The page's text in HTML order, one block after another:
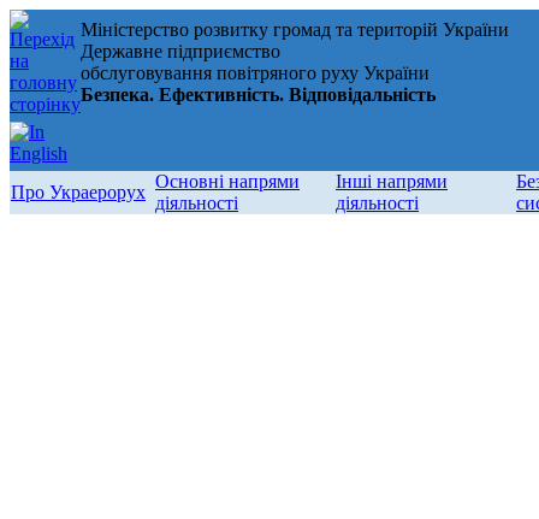
Міністерство розвитку громад та територій України
Державне підприємство
обслуговування повітряного руху України
Безпека. Ефективність. Відповідальність
Про Украерорух
Основні напрями
діяльності
Інші напрями
діяльності